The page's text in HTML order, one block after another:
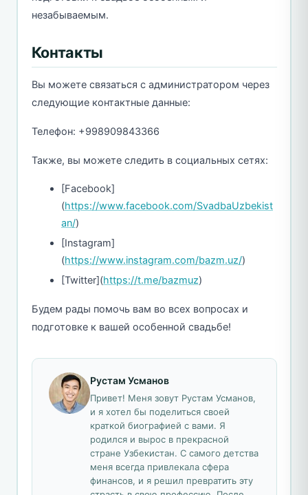
незабываемым.
Контакты
Вы можете связаться с администратором через
следующие контактные данные:
Телефон: +998909843366
Также, вы можете следить в социальных сетях:
[Facebook]
(https://www.facebook.com/SvadbaUzbekist
an/)
[Instagram]
(https://www.instagram.com/bazm.uz/)
[Twitter](https://t.me/bazmuz)
Будем рады помочь вам во всех вопросах и
подготовке к вашей особенной свадьбе!
Рустам Усманов
Привет! Меня зовут Рустам Усманов,
и я хотел бы поделиться своей
краткой биографией с вами. Я
родился и вырос в прекрасной
стране Узбекистан. С самого детства
меня всегда привлекала сфера
финансов, и я решил превратить эту